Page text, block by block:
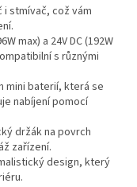
i stmívač, což vám
max) a 24V DC (192W
s různými
mini baterií, která se
nabíjení pomocí
držák na povrch
zařízení.
design, který